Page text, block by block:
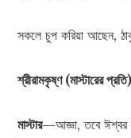
সকলে চুপ করিয়া আছেন,
শ্রীরামকৃষ্ণ (মাস্টারের প্রতি)
মাস্টার—আজ্ঞা, তবে ঈশ্বর